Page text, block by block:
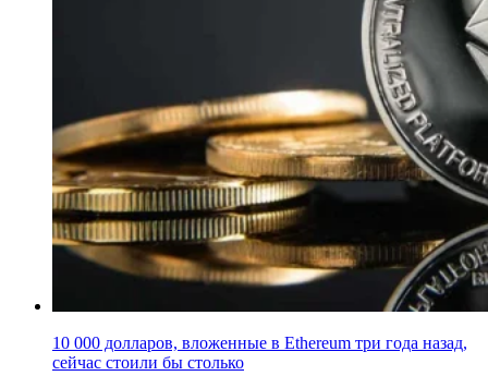
10 000 долларов, вложенные в Ethereum три года назад,
сейчас стоили бы столько